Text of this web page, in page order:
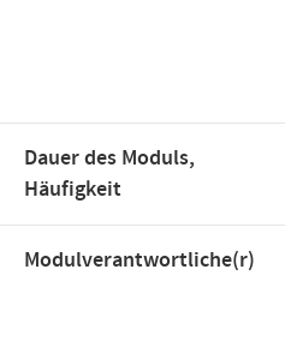
Dauer des Moduls,
Häufigkeit
Modulverantwortliche(r)